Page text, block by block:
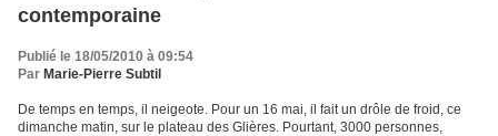
contemporaine
Publié le 18/05/2010 à 09:54
Par Marie-Pierre Subtil
De temps en temps, il neigeote. Pour un 16 mai, il fait un drôle de froid, ce
dimanche matin, sur le plateau des Glières. Pourtant, 3000 personnes,